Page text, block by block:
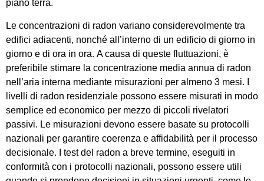
piano terra.
Le concentrazioni di radon variano considerevolmente tra
edifici adiacenti, nonché all’interno di un edificio di giorno in
giorno e di ora in ora. A causa di queste fluttuazioni, è
preferibile stimare la concentrazione media annua di radon
nell’aria interna mediante misurazioni per almeno 3 mesi. I
livelli di radon residenziale possono essere misurati in modo
semplice ed economico per mezzo di piccoli rivelatori
passivi. Le misurazioni devono essere basate su protocolli
nazionali per garantire coerenza e affidabilità per il processo
decisionale. I test del radon a breve termine, eseguiti in
conformità con i protocolli nazionali, possono essere utili